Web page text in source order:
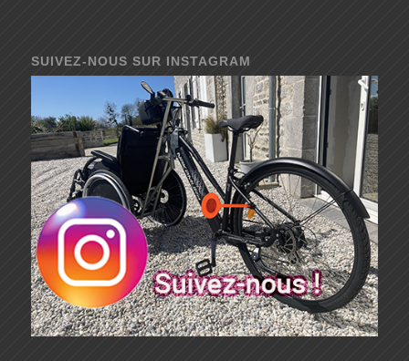
SUIVEZ-NOUS SUR INSTAGRAM